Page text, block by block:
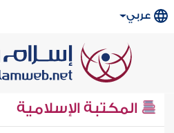
عربي
المكتبة الإسلامية